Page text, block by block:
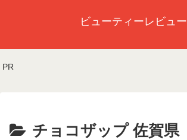
ビューティーレビュー
PR
チョコザップ 佐賀県